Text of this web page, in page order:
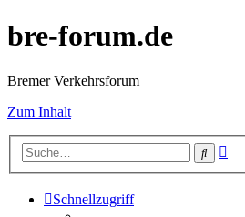
bre-forum.de
Bremer Verkehrsforum
Zum Inhalt
Suche
Schnellzugriff